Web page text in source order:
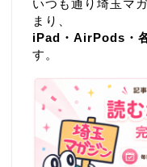
いつも通り埼玉マ
まり、
iPad・AirPods・
す。